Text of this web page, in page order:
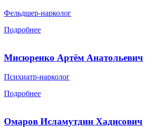
Фельдшер-нарколог
Подробнее
Мисюренко Артём Анатольевич
Психиатр-нарколог
Подробнее
Омаров Исламутдин Хадисович